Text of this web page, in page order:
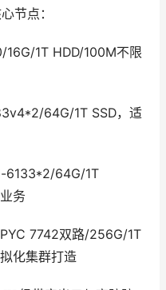
节点：
1T HDD/100M不限
64G/1T SSD，适
6133*2/64G/1T
务
7742双路/256G/1T
化集群打造